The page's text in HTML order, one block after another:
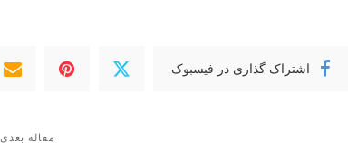
اشتراک گذاری در فیسبوک
مقاله بعدی